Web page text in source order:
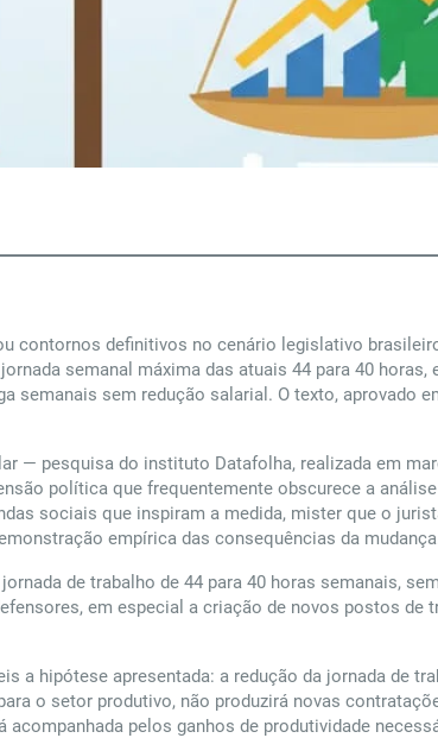
contornos definitivos no cenário legislativo
semanal máxima das atuais 44 para 40
semanais sem redução salarial. O texto, aprovado
— pesquisa do instituto Datafolha, realizada em
política que frequentemente obscurece a
sociais que inspiram a medida, mister que o
empírica das consequências da
de trabalho de 44 para 40 horas semanais,
em especial a criação de novos postos de
a hipótese apresentada: a redução da jornada de
o setor produtivo, não produzirá novas
pelos ganhos de produtividade